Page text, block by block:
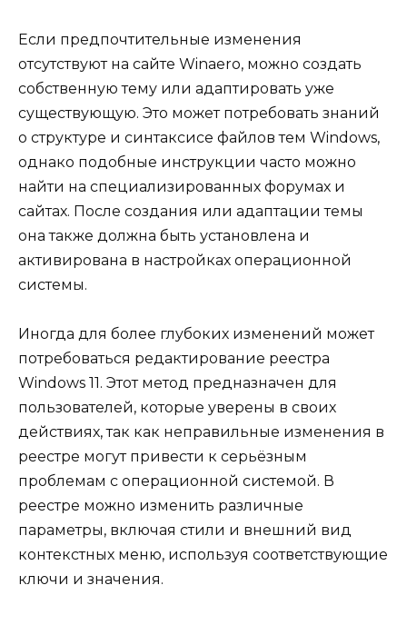
Если предпочтительные изменения
отсутствуют на сайте Winaero, можно создать
собственную тему или адаптировать уже
существующую. Это может потребовать знаний
о структуре и синтаксисе файлов тем Windows,
однако подобные инструкции часто можно
найти на специализированных форумах и
сайтах. После создания или адаптации темы
она также должна быть установлена и
активирована в настройках операционной
системы.
Иногда для более глубоких изменений может
потребоваться редактирование реестра
Windows 11. Этот метод предназначен для
пользователей, которые уверены в своих
действиях, так как неправильные изменения в
реестре могут привести к серьёзным
проблемам с операционной системой. В
реестре можно изменить различные
параметры, включая стили и внешний вид
контекстных меню, используя соответствующие
ключи и значения.